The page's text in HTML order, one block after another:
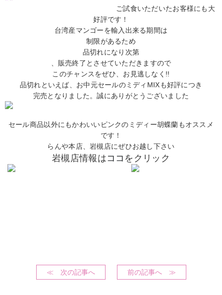
ご試食いただいたお客様にも大
好評です！
台湾産マンゴーを輸入出来る期間は
制限があるため
品切れになり次第
、販売終了とさせていただきますので
このチャンスをぜひ、お見逃しなく!!
品切れといえば、お中元セールのミディMIXも好評につき
完売となりました。誠にありがとうございました
セール商品以外にもかわいいピンクのミディー胡蝶蘭もオススメ
です！
らんや本店、岩槻店にぜひお越し下さい
岩槻店情報はココ をクリック
≪ 次の記事へ 前の記事へ ≫